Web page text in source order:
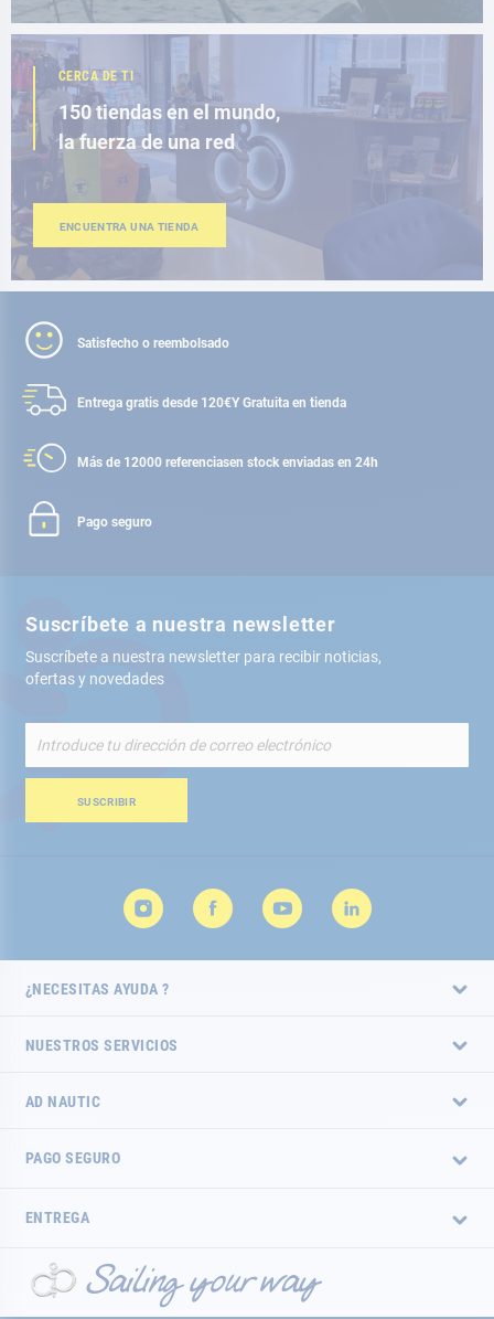
CERCA DE TI
150 tiendas en el mundo,
la fuerza de una red
ENCUENTRA UNA TIENDA
Satisfecho o reembolsado
Entrega gratis desde 120€Y Gratuita en tienda
Más de 12000 referenciasen stock enviadas en 24h
Pago seguro
Suscríbete a nuestra newsletter
Suscríbete a nuestra newsletter para recibir noticias,
ofertas y novedades
nuestro
de
SUSCRIBIR
¿NECESITAS AYUDA ?
NUESTROS SERVICIOS
AD NAUTIC
PAGO SEGURO
ENTREGA